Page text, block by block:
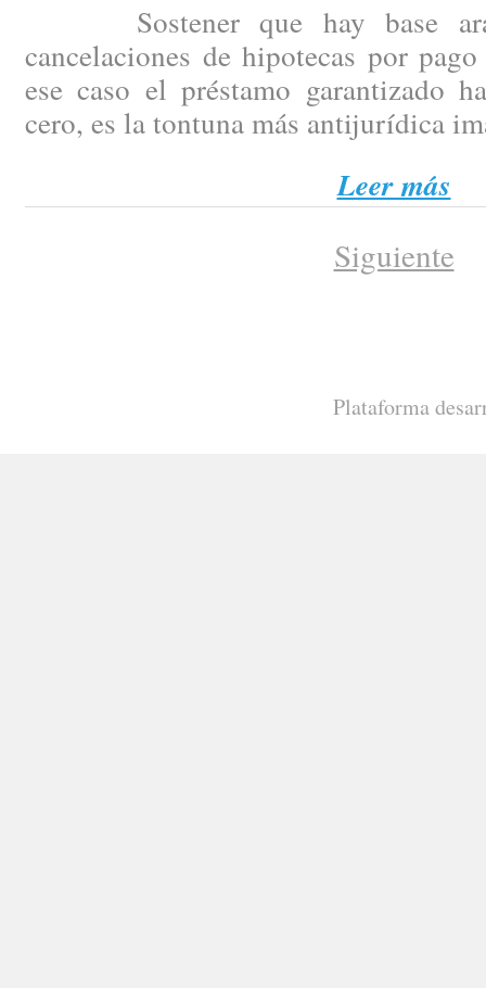
Sostener que hay base
cancelaciones de hipotecas por
ese caso el préstamo garantizado
cero, es la tontuna más antijurídica
Leer más
Siguiente
Plataforma